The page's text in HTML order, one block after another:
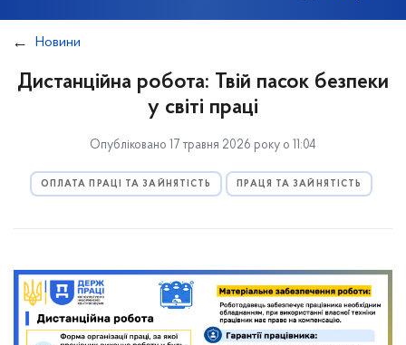
Новини
Дистанційна робота: Твій пасок безпеки
у світі праці
Опубліковано 17 травня 2026 року о 11:04
ОПЛАТА ПРАЦІ ТА ЗАЙНЯТІСТЬ ПРАЦЯ ТА ЗАЙНЯТІСТЬ